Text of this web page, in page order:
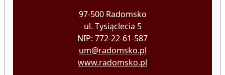
97-500 Radomsko
ul. Tysiąclecia 5
NIP: 772-22-61-587
um@radomsko.pl
www.radomsko.pl